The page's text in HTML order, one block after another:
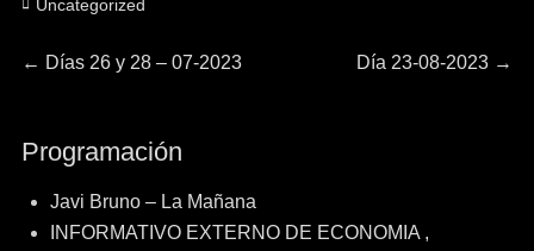
Uncategorized
Navegación
entradas
← Entrada
Días 26 y 28 – 07-2023
Entrada
Día 23-08-2023 →
Programación
Javi Bruno – La Mañana
INFORMATIVO EXTERNO DE ECONOMIA ,